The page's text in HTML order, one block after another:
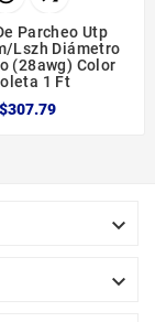
Parcheo Utp
lszh Diámetro
(28awg) Color
1 Ft
$307.79

